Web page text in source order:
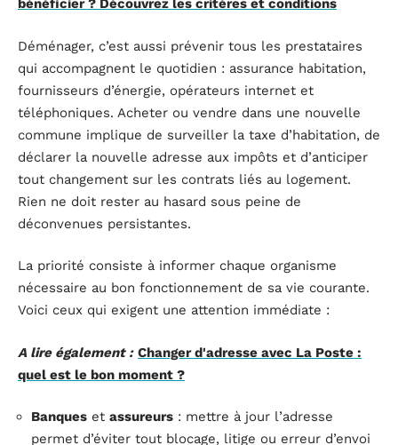
bénéficier ? Découvrez les critères et conditions
Déménager, c’est aussi prévenir tous les prestataires
qui accompagnent le quotidien : assurance habitation,
fournisseurs d’énergie, opérateurs internet et
téléphoniques. Acheter ou vendre dans une nouvelle
commune implique de surveiller la taxe d’habitation, de
déclarer la nouvelle adresse aux impôts et d’anticiper
tout changement sur les contrats liés au logement.
Rien ne doit rester au hasard sous peine de
déconvenues persistantes.
La priorité consiste à informer chaque organisme
nécessaire au bon fonctionnement de sa vie courante.
Voici ceux qui exigent une attention immédiate :
A lire également : Changer d'adresse avec La Poste :
quel est le bon moment ?
Banques et assureurs : mettre à jour l’adresse
permet d’éviter tout blocage, litige ou erreur d’envoi